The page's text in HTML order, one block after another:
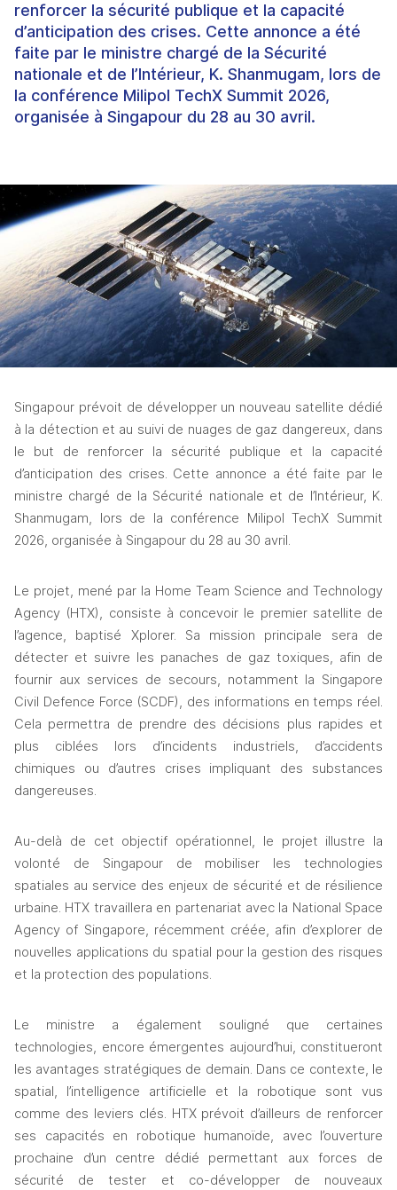
renforcer la sécurité publique et la capacité
d’anticipation des crises. Cette annonce a été
faite par le ministre chargé de la Sécurité
nationale et de l’Intérieur, K. Shanmugam, lors de
la conférence Milipol TechX Summit 2026,
organisée à Singapour du 28 au 30 avril.
Singapour prévoit de développer un nouveau satellite dédié
à la détection et au suivi de nuages de gaz dangereux, dans
le but de renforcer la sécurité publique et la capacité
d’anticipation des crises. Cette annonce a été faite par le
ministre chargé de la Sécurité nationale et de l’Intérieur, K.
Shanmugam, lors de la conférence Milipol TechX Summit
2026, organisée à Singapour du 28 au 30 avril.
Le projet, mené par la Home Team Science and Technology
Agency (HTX), consiste à concevoir le premier satellite de
l’agence, baptisé Xplorer. Sa mission principale sera de
détecter et suivre les panaches de gaz toxiques, afin de
fournir aux services de secours, notamment la Singapore
Civil Defence Force (SCDF), des informations en temps réel.
Cela permettra de prendre des décisions plus rapides et
plus ciblées lors d’incidents industriels, d’accidents
chimiques ou d’autres crises impliquant des substances
dangereuses.
Au-delà de cet objectif opérationnel, le projet illustre la
volonté de Singapour de mobiliser les technologies
spatiales au service des enjeux de sécurité et de résilience
urbaine. HTX travaillera en partenariat avec la National Space
Agency of Singapore, récemment créée, afin d’explorer de
nouvelles applications du spatial pour la gestion des risques
et la protection des populations.
Le ministre a également souligné que certaines
technologies, encore émergentes aujourd’hui, constitueront
les avantages stratégiques de demain. Dans ce contexte, le
spatial, l’intelligence artificielle et la robotique sont vus
comme des leviers clés. HTX prévoit d’ailleurs de renforcer
ses capacités en robotique humanoïde, avec l’ouverture
prochaine d’un centre dédié permettant aux forces de
sécurité de tester et co-développer de nouveaux